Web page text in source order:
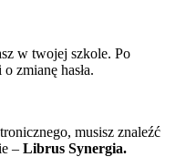
w twojej szkole. Po
zmianę hasła.
musisz znaleźć
– Librus Synergia.